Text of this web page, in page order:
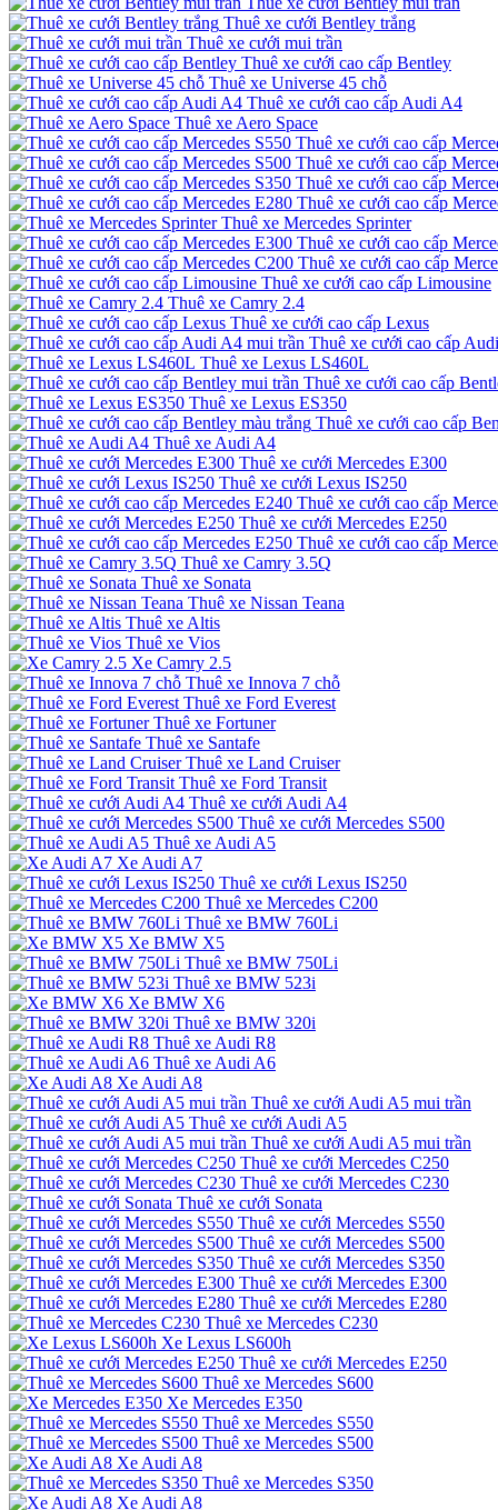
Thuê xe cưới Bentley trắng
Thuê xe cưới mui trần
Thuê xe cưới cao cấp Bentley
Thuê xe Universe 45 chỗ
Thuê xe cưới cao cấp Audi A4
Thuê xe Aero Space
Thuê xe cưới cao cấp
Thuê xe cưới cao cấp
Thuê xe cưới cao cấp
Thuê xe cưới cao cấp
Thuê xe Mercedes Sprinter
Thuê xe cưới cao cấp
Thuê xe cưới cao cấp
Thuê xe cưới cao cấp Limousine
Thuê xe Camry 2.4
Thuê xe cưới cao cấp Lexus
Thuê xe cưới cao cấp
Thuê xe Lexus LS460L
Thuê xe cưới cao cấp
Thuê xe Lexus ES350
Thuê xe cưới cao cấp
Thuê xe Audi A4
Thuê xe cưới Mercedes E300
Thuê xe cưới Lexus IS250
Thuê xe cưới cao cấp
Thuê xe cưới Mercedes E250
Thuê xe cưới cao cấp
Thuê xe Camry 3.5Q
Thuê xe Sonata
Thuê xe Nissan Teana
Thuê xe Altis
Thuê xe Vios
Xe Camry 2.5
Thuê xe Innova 7 chỗ
Thuê xe Ford Everest
Thuê xe Fortuner
Thuê xe Santafe
Thuê xe Land Cruiser
Thuê xe Ford Transit
Thuê xe cưới Audi A4
Thuê xe cưới Mercedes S500
Thuê xe Audi A5
Xe Audi A7
Thuê xe cưới Lexus IS250
Thuê xe Mercedes C200
Thuê xe BMW 760Li
Xe BMW X5
Thuê xe BMW 750Li
Thuê xe BMW 523i
Xe BMW X6
Thuê xe BMW 320i
Thuê xe Audi R8
Thuê xe Audi A6
Xe Audi A8
Thuê xe cưới Audi A5 mui trần
Thuê xe cưới Audi A5
Thuê xe cưới Audi A5 mui trần
Thuê xe cưới Mercedes C250
Thuê xe cưới Mercedes C230
Thuê xe cưới Sonata
Thuê xe cưới Mercedes S550
Thuê xe cưới Mercedes S500
Thuê xe cưới Mercedes S350
Thuê xe cưới Mercedes E300
Thuê xe cưới Mercedes E280
Thuê xe Mercedes C230
Xe Lexus LS600h
Thuê xe cưới Mercedes E250
Thuê xe Mercedes S600
Xe Mercedes E350
Thuê xe Mercedes S550
Thuê xe Mercedes S500
Xe Audi A8
Thuê xe Mercedes S350
Xe Audi A8